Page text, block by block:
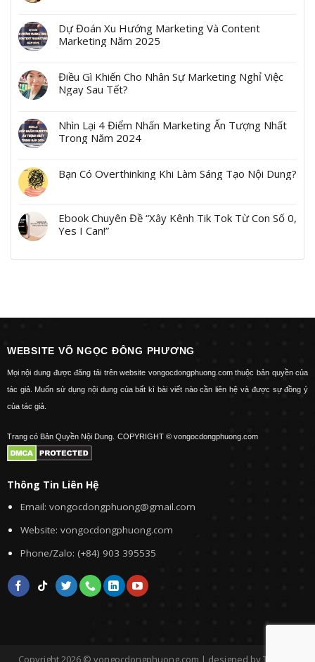
Dự Đoán Xu Hướng Marketing Và Content
Marketing Năm 2025
Điều Gì Khiến Cho Nhân Sự Marketing Nghỉ Việc
Ngay Sau Tết?
Nhìn Lại 4 Điểm Nhấn Marketing Ấn Tượng Nhất
Trong Năm 2024
Bạn Có Overthinking Khi Làm Sáng Tạo Nội Dung?
Ebook Chuyên Đề “Xây Kênh Tik Tok Từ Con Số 0,
Yes I Can!”
WEBSITE VÕ NGỌC ĐÔNG PHƯƠNG
Mọi nội dung được đăng tải trên website vongocdongphuong.com thuộc bản quyền của
tác giả. Muốn sử dụng nội dung của bất kì bài viết nào cần liên hệ và được sự đồng ý
của tác giả.
Trang có Bản Quyền Nội Dung. COPYRIGHT © vongocdongphuong.com
Thông Tin Liên Hệ
Email: vongocdongphuong@gmail.com
Website: vongocdongphuong.com
Phone/Zalo: (+84) 903 395535
Copyright 2026 © vongocdongphuong.com | designed by Tini&Me